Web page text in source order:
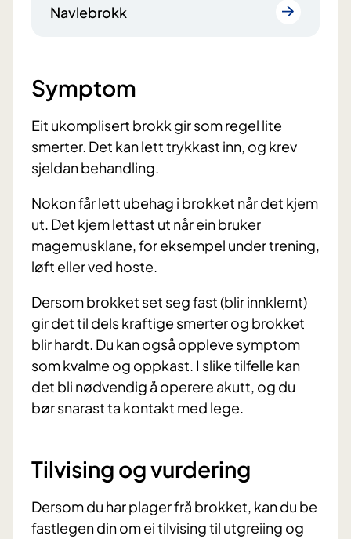
Navlebrokk
Symptom
Eit ukomplisert brokk gir som regel lite
smerter. Det kan lett trykkast inn, og krev
sjeldan behandling.
Nokon får lett ubehag i brokket når det kjem
ut. Det kjem lettast ut når ein bruker
magemusklane, for eksempel under trening,
løft eller ved hoste.
Dersom brokket set seg fast (blir innklemt)
gir det til dels kraftige smerter og brokket
blir hardt. Du kan også oppleve symptom
som kvalme og oppkast. I slike tilfelle kan
det bli nødvendig å operere akutt, og du
bør snarast ta kontakt med lege.
Tilvising og vurdering
Dersom du har plager frå brokket, kan du be
fastlegen din om ei tilvising til utgreiing og